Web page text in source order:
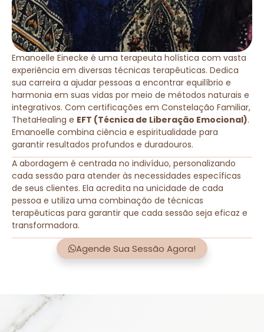
Emanoelle Einecke é uma terapeuta holística com vasta
experiência em diversas técnicas terapêuticas. Dedica
sua carreira a ajudar pessoas a encontrar equilíbrio e
harmonia em suas vidas por meio de métodos naturais e
integrativos. Com certificações em Constelação Familiar,
ThetaHealing e EFT (Técnica de Liberação Emocional).
Emanoelle combina ciência e espiritualidade para
garantir resultados profundos e duradouros.
A abordagem é centrada no indivíduo, personalizando
cada sessão para atender às necessidades específicas
de seus clientes. Ela acredita na unicidade de cada
pessoa e utiliza uma combinação de técnicas
terapêuticas para garantir que cada sessão seja eficaz e
transformadora.
Agende Sua Sessão Agora!